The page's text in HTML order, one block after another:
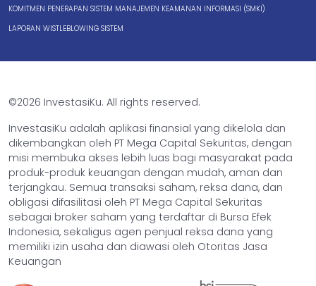
KOMITMEN PENERAPAN SISTEM MANAJEMEN KEAMANAN INFORMASI (SMKI)
LAPORAN WISTLEBLOWING SISTEM
©2026 InvestasiKu. All rights reserved.
InvestasiKu adalah aplikasi finansial yang dikelola dan
dikembangkan oleh PT Mega Capital Sekuritas, dengan
misi membuka akses lebih luas bagi masyarakat pada
produk-produk keuangan dengan mudah, aman dan
terjangkau. Semua transaksi saham, reksa dana, dan
obligasi difasilitasi oleh PT Mega Capital Sekuritas
sebagai broker saham yang terdaftar di Bursa Efek
Indonesia, sekaligus agen penjual reksa dana yang
memiliki izin usaha dan diawasi oleh Otoritas Jasa
Keuangan